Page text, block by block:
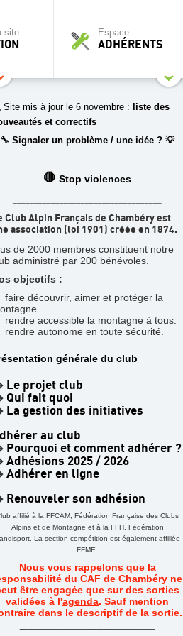
site Espace
ADHÉRENTS
Site mis à jour le 6 novembre : liste des
et correctifs
🔧 Signaler un problème / une idée ? 💡
🛑 Stop violences
Club Alpin Français de Chambéry est
association (loi 1901) créée en 1874.
de 2000 membres constituent notre
administré par 200 bénévoles.
objectifs :
faire découvrir, aimer et protéger la
rendre accessible la montagne à tous.
rendre autonome en toute sécurité.
générale du club
Le projet club
Qui fait quoi
La gestion des initiatives
au club
Pourquoi et comment adhérer ?
Adhésions 2025 / 2026
Adhérer en ligne
Renouveler son adhésion
affilié à la FFCAM, Fédération Française des Clubs
Alpins et de Montagne et à la FFH, Fédération
La section compétition est également affiliée
FFME.
Nous vous rappelons que la
du CAF de Chambéry ne
être engagée que sur des sorties
validées à l'agenda. Sauf mention
dans le descriptif de la sortie.